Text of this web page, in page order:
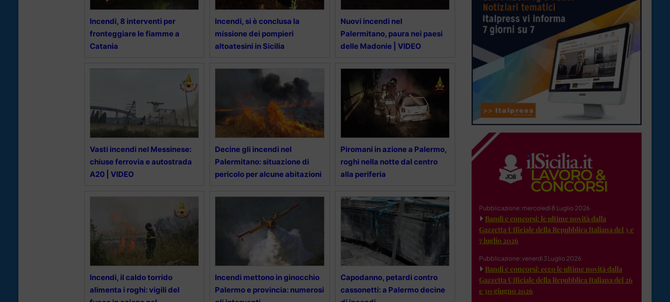
Incendi, 8 interventi per
fronteggiare le fiamme a
Catania
Incendi, si è conclusa la
missione dei pompieri
altoatesini in Sicilia
Nuovi incendi nel
Palermitano, paura nei paesi
delle Madonie | VIDEO
Vasti incendi nel Messinese:
chiuse ferrovia e autostrada
A20 | VIDEO
Decine gli incendi nel
Palermitano: situazione di
pericolo per alcune abitazioni
Piromani in azione a Palermo,
roghi nella notte dal centro
alla periferia
Incendi, il caldo torrido
alimenta i roghi: vigili del
Incendi mettono in ginocchio
Palermo e provincia: numerosi
Capodanno, petardi contro
cassonetti: a Palermo decine
Pubblicazione: mercoledì 8 Luglio 2026
Bandi e concorsi: le ultime novità dalla
Gazzetta Ufficiale della Repubblica Italiana del 3 e
7 luglio 2026
Pubblicazione: venerdì 3 Luglio 2026
Bandi e concorsi: ecco le ultime novità dalla
Gazzetta Ufficiale della Repubblica Italiana del 26
e 30 giugno 2026